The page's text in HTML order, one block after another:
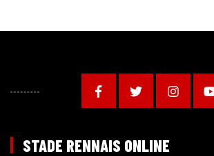
STADE RENNAIS ONLINE